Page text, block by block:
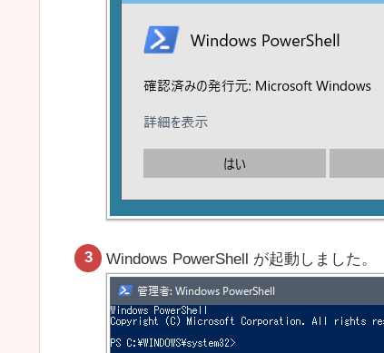
Windows PowerShell が起動しました。